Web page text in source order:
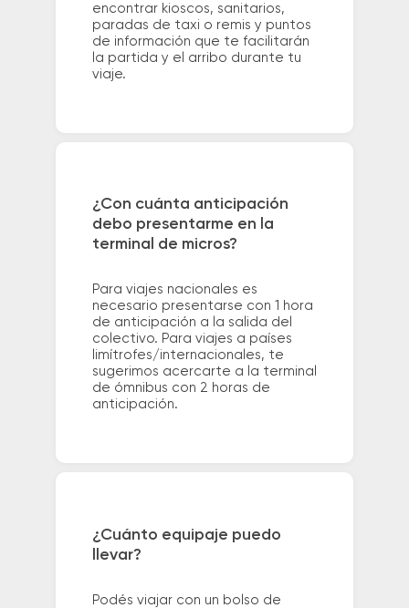
encontrar kioscos, sanitarios,
paradas de taxi o remis y puntos
de información que te facilitarán
la partida y el arribo durante tu
viaje.
¿Con cuánta anticipación
debo presentarme en la
terminal de micros?
Para viajes nacionales es
necesario presentarse con 1 hora
de anticipación a la salida del
colectivo. Para viajes a países
limítrofes/internacionales, te
sugerimos acercarte a la terminal
de ómnibus con 2 horas de
anticipación.
¿Cuánto equipaje puedo
llevar?
Podés viajar con un bolso de